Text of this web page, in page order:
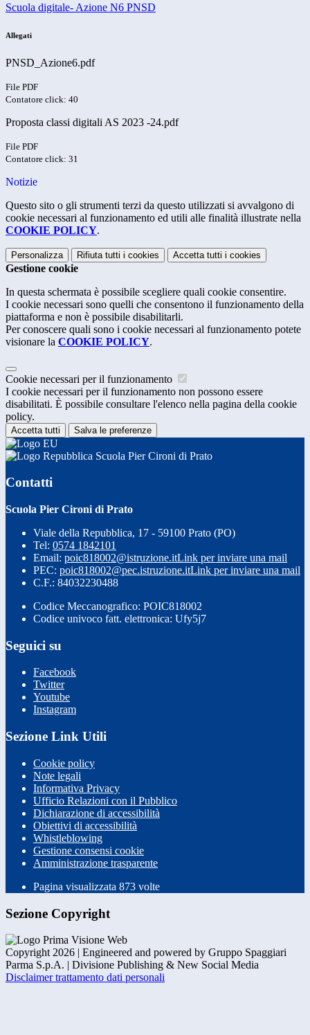
Scuola digitale- Azione N6 PNSD
Allegati
PNSD_Azione6.pdf
File PDF
Contatore click: 40
Proposta classi digitali AS 2023 -24.pdf
File PDF
Contatore click: 31
Notizie
Questo sito o gli strumenti terzi da questo utilizzati si avvalgono di
cookie necessari al funzionamento ed utili alle finalità illustrate nella
COOKIE POLICY.
Personalizza Rifiuta tutti i cookies Accetta tutti i cookies
Gestione cookie
In questa schermata è possibile scegliere quali cookie consentire.
I cookie necessari sono quelli che consentono il funzionamento della
piattaforma e non è possibile disabilitarli.
Per conoscere quali sono i cookie necessari al funzionamento potete
visionare la COOKIE POLICY.
Cookie necessari per il funzionamento
I cookie necessari per il funzionamento non possono essere
disabilitati. È possibile consultare l'elenco nella pagina della cookie
policy.
Accetta tutti Salva le preferenze
Scuola Pier Cironi di Prato
Contatti
Scuola Pier Cironi di Prato
Viale della Repubblica, 17 - 59100 Prato (PO)
Tel: 0574 1842101
Email: poic818002@istruzione.itLink per inviare una mail
PEC: poic818002@pec.istruzione.itLink per inviare una mail
C.F.: 84032230488
Codice Meccanografico: POIC818002
Codice univoco fatt. elettronica: Ufy5j7
Seguici su
Facebook
Twitter
Youtube
Instagram
Sezione Link Utili
Cookie policy
Note legali
Informativa Privacy
Ufficio Relazioni con il Pubblico
Dichiarazione di accessibilità
Obiettivi di accessibilità
Whistleblowing
Gestione consensi cookie
Amministrazione trasparente
Pagina visualizzata 873 volte
Sezione Copyright
Copyright 2026 | Engineered and powered by Gruppo Spaggiari
Parma S.p.A. | Divisione Publishing & New Social Media
Disclaimer trattamento dati personali